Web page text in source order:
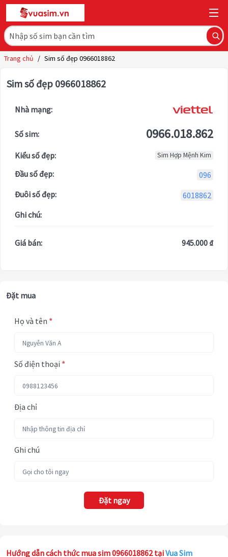
Trang chủ / Sim số đẹp 0966018862
Sim số đẹp 0966018862
Nhà mạng:
Số sim: 0966.018.862
Kiểu số đẹp: Sim Hợp Mệnh Kim
Đầu số đẹp:
096
Đuôi số đẹp:
6018862
Ghi chú:
Giá bán: 945.000 ₫
Đặt mua
Họ và tên *
Số điện thoại *
Địa chỉ
Ghi chú
Đặt ngay
Hướng dẫn cách thức mua sim 0966018862 tạiVua Sim